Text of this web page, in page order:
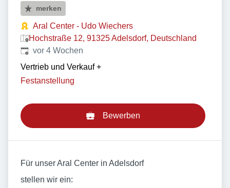
merken
Aral Center - Udo Wiechers
Hochstraße 12, 91325 Adelsdorf, Deutschland
Veröffentlicht:
vor 4 Wochen
Vertrieb und Verkauf +
Festanstellung
Bewerben
Für unser Aral Center in Adelsdorf
stellen wir ein: